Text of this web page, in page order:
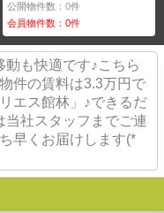
公開物件数：0件
会員物件数：0件
も快適です♪こちら
件の賃料は3.3万円で
エス館林」♪できるだ
当社スタッフまでご連
早くお届けします(*